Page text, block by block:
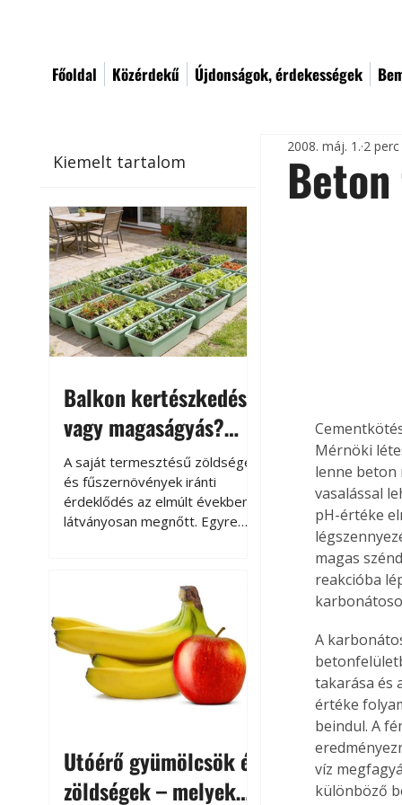
Főoldal Közérdekű Újdonságok, érdekességek
Kiemelt tartalom
Balkon kertészkedés
vagy magaságyás?
Helytakarékos
kertészkedés
A saját termesztésű zöldségek
és fűszernövények iránti
érdeklődés az elmúlt években
látványosan megnőtt. Egyre
kertészkedés sokak számára
kikapcsolódást és feltöltődést
is jelent.
Utóérő gyümölcsök és
zöldségek – melyek
2008. máj. 1. 2
Mérnöki
lenne beton
vasalással
pH-értéke
magas
reakcióba
A
takarása és
értéke
beindul. A
víz
különböző